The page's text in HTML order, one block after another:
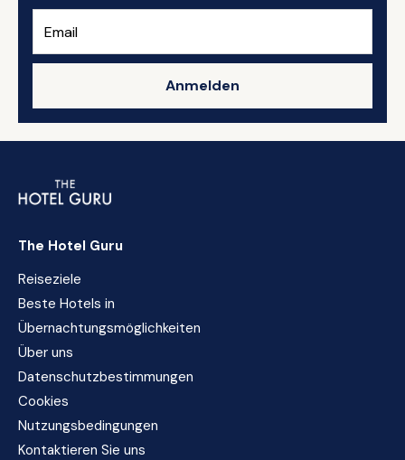
Anmelden
The Hotel Guru
Reiseziele
Beste Hotels in
Übernachtungsmöglichkeiten
Über uns
Datenschutzbestimmungen
Cookies
Nutzungsbedingungen
Kontaktieren Sie uns